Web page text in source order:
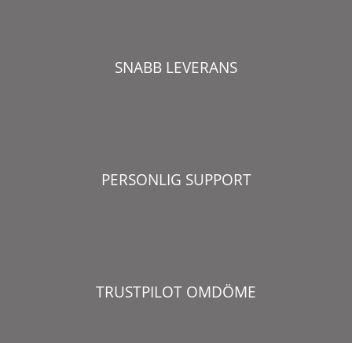
SNABB LEVERANS
PERSONLIG SUPPORT
TRUSTPILOT OMDÖME